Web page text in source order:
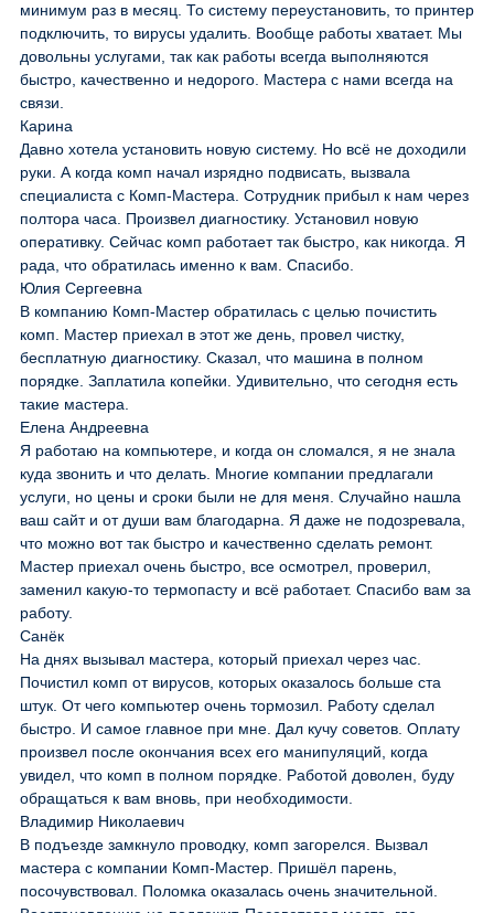
минимум раз в месяц. То систему переустановить, то принтер
подключить, то вирусы удалить. Вообще работы хватает. Мы
довольны услугами, так как работы всегда выполняются
быстро, качественно и недорого. Мастера с нами всегда на
связи.
Карина
Давно хотела установить новую систему. Но всё не доходили
руки. А когда комп начал изрядно подвисать, вызвала
специалиста с Комп-Мастера. Сотрудник прибыл к нам через
полтора часа. Произвел диагностику. Установил новую
оперативку. Сейчас комп работает так быстро, как никогда. Я
рада, что обратилась именно к вам. Спасибо.
Юлия Сергеевна
В компанию Комп-Мастер обратилась с целью почистить
комп. Мастер приехал в этот же день, провел чистку,
бесплатную диагностику. Сказал, что машина в полном
порядке. Заплатила копейки. Удивительно, что сегодня есть
такие мастера.
Елена Андреевна
Я работаю на компьютере, и когда он сломался, я не знала
куда звонить и что делать. Многие компании предлагали
услуги, но цены и сроки были не для меня. Случайно нашла
ваш сайт и от души вам благодарна. Я даже не подозревала,
что можно вот так быстро и качественно сделать ремонт.
Мастер приехал очень быстро, все осмотрел, проверил,
заменил какую-то термопасту и всё работает. Спасибо вам за
работу.
Санёк
На днях вызывал мастера, который приехал через час.
Почистил комп от вирусов, которых оказалось больше ста
штук. От чего компьютер очень тормозил. Работу сделал
быстро. И самое главное при мне. Дал кучу советов. Оплату
произвел после окончания всех его манипуляций, когда
увидел, что комп в полном порядке. Работой доволен, буду
обращаться к вам вновь, при необходимости.
Владимир Николаевич
В подъезде замкнуло проводку, комп загорелся. Вызвал
мастера с компании Комп-Мастер. Пришёл парень,
посочувствовал. Поломка оказалась очень значительной.